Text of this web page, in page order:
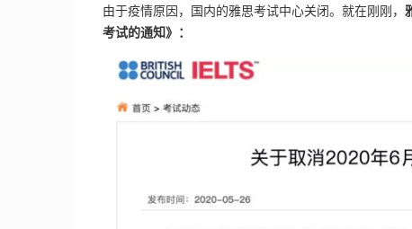
由于疫情原因，国内的雅思考试中心关闭。就在刚刚，
考试的通知》：